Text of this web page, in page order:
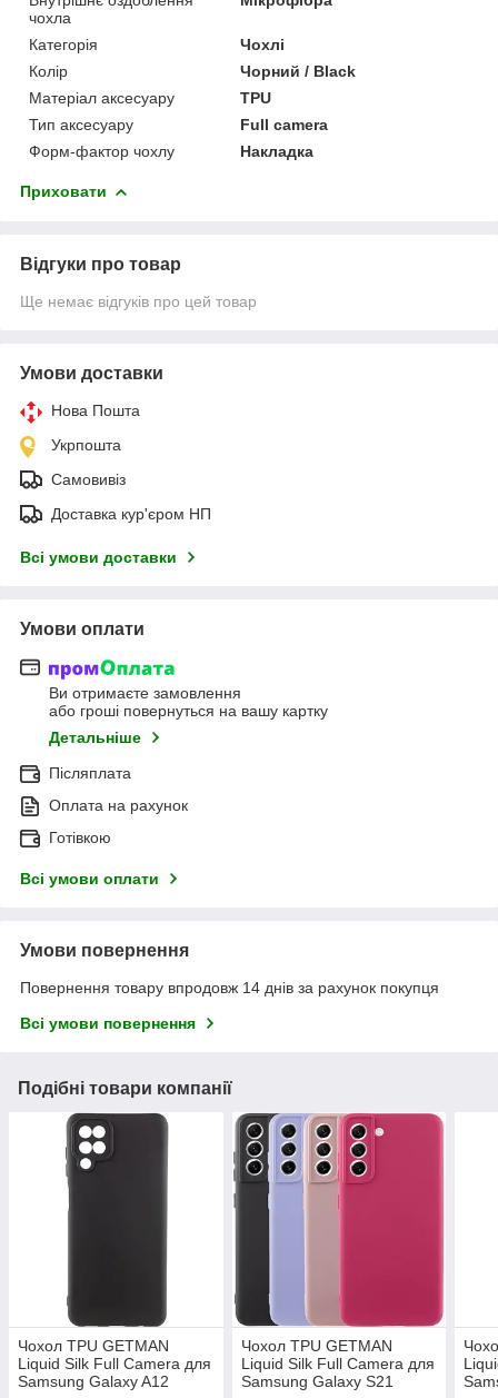
чохла
Категорія
Чохлі
Колір
Чорний / Black
Матеріал аксесуару
TPU
Тип аксесуару
Full camera
Форм-фактор чохлу
Накладка
Приховати
Відгуки про товар
Ще немає відгуків про цей товар
Умови доставки
Нова Пошта
Укрпошта
Самовивіз
Доставка кур'єром НП
Всі умови доставки
Умови оплати
Ви отримаєте замовлення
або гроші повернуться на вашу картку
Детальніше
Післяплата
Оплата на рахунок
Готівкою
Всі умови оплати
Умови повернення
Повернення товару впродовж 14 днів за рахунок покупця
Всі умови повернення
Подібні товари компанії
Чохол TPU GETMAN
Liquid Silk Full Camera для
Samsung Galaxy A12
Чохол TPU GETMAN
Liquid Silk Full Camera для
Samsung Galaxy S21